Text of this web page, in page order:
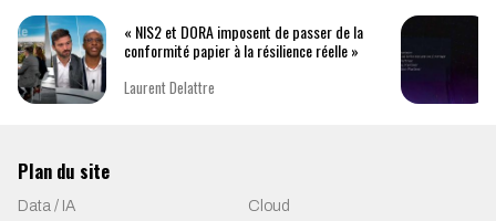
« NIS2 et DORA imposent de passer de la
conformité papier à la résilience réelle »
Laurent Delattre
Plan du site
Data / IA
Cloud